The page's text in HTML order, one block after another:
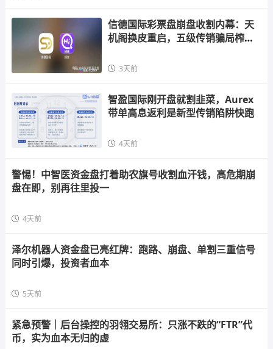
信德国际彩票盘崩盘收割内幕：天
机阁换皮重启，五级传销骗局榨干
3天前
智盈国际刚开盘就割韭菜，Aurex
带单高息返利是新型传销陷阱快跑
4天前
警惕！中智医资金盘打着助农旗号收割血汗钱，高危期崩
盘在即，别再往里投一
4天前
泽尔机器人资金盘已亮红牌：跑路、崩盘、单割三重信号
同时引爆，投资者血本
5天前
紧急预警｜后台操控的羽翎交易所：只涨不跌的“FTR”代
币，实为血本无归的虚